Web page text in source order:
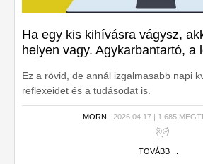
Ha egy kis kihívásra vágysz,
helyen vagy. Agykarbantartó, a
Ez a rövid, de annál izgalmasabb napi
reflexeidet és a tudásodat is.
MORN | 2026.04.17 | 1,685
TOVÁBB ...